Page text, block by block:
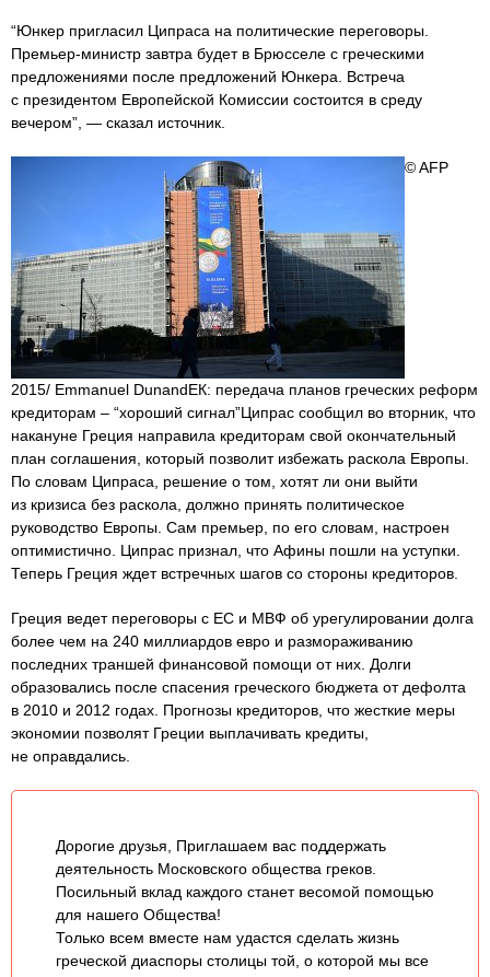
“Юнкер пригласил Ципраса на политические переговоры.
Премьер-министр завтра будет в Брюсселе с греческими
предложениями после предложений Юнкера. Встреча
с президентом Европейской Комиссии состоится в среду
вечером”, — сказал источник.
© AFP
2015/ Emmanuel DunandЕК: передача планов греческих реформ
кредиторам – “хороший сигнал”Ципрас сообщил во вторник, что
накануне Греция направила кредиторам свой окончательный
план соглашения, который позволит избежать раскола Европы.
По словам Ципраса, решение о том, хотят ли они выйти
из кризиса без раскола, должно принять политическое
руководство Европы. Сам премьер, по его словам, настроен
оптимистично. Ципрас признал, что Афины пошли на уступки.
Теперь Греция ждет встречных шагов со стороны кредиторов.
Греция ведет переговоры с ЕС и МВФ об урегулировании долга
более чем на 240 миллиардов евро и размораживанию
последних траншей финансовой помощи от них. Долги
образовались после спасения греческого бюджета от дефолта
в 2010 и 2012 годах. Прогнозы кредиторов, что жесткие меры
экономии позволят Греции выплачивать кредиты,
не оправдались.
Дорогие друзья, Приглашаем вас поддержать
деятельность Московского общества греков.
Посильный вклад каждого станет весомой помощью
для нашего Общества!
Только всем вместе нам удастся сделать жизнь
греческой диаспоры столицы той, о которой мы все